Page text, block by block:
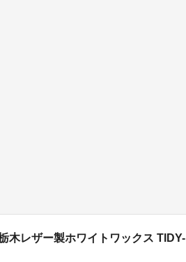
木レザー製ホワイトワックス TIDY-